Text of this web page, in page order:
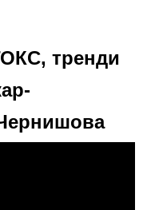
тренди